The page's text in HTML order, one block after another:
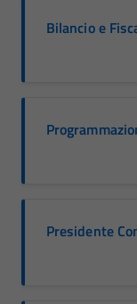
Bilancio e
Presidente